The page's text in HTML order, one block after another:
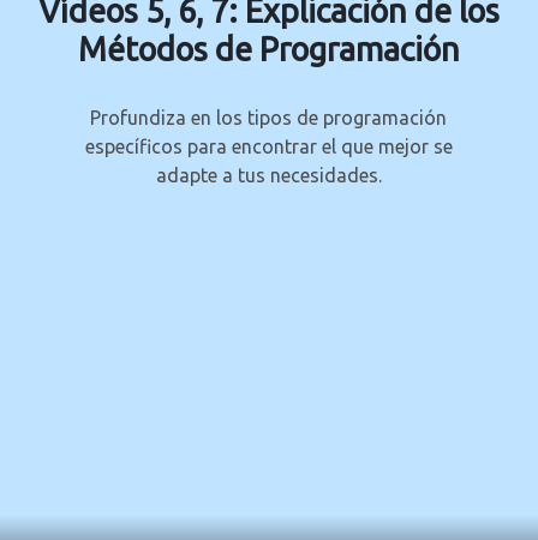
Vídeos 5, 6, 7: Explicación de los
Métodos de Programación
Profundiza en los tipos de programación
específicos para encontrar el que mejor se
adapte a tus necesidades.